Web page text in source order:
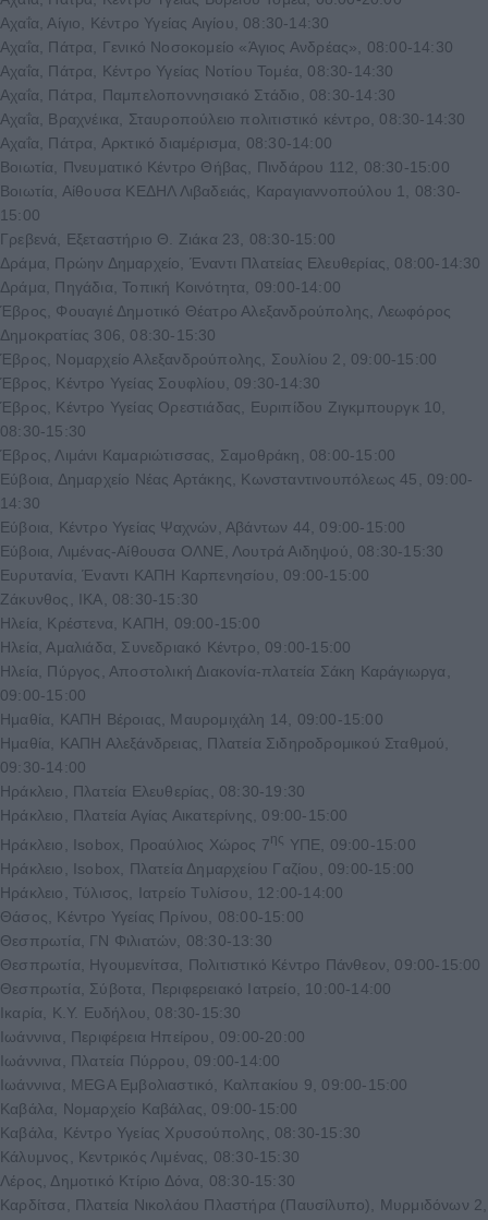
Αχαΐα, Αίγιο, Κέντρο Υγείας Αιγίου, 08:30-14:30
Αχαΐα, Πάτρα, Γενικό Νοσοκομείο «Άγιος Ανδρέας», 08:00-14:30
Αχαΐα, Πάτρα, Κέντρο Υγείας Νοτίου Τομέα, 08:30-14:30
Αχαΐα, Πάτρα, Παμπελοποννησιακό Στάδιο, 08:30-14:30
Αχαΐα, Βραχνέικα, Σταυροπούλειο πολιτιστικό κέντρο, 08:30-14:30
Αχαΐα, Πάτρα, Αρκτικό διαμέρισμα, 08:30-14:00
Βοιωτία, Πνευματικό Κέντρο Θήβας, Πινδάρου 112, 08:30-15:00
Βοιωτία, Αίθουσα ΚΕΔΗΛ Λιβαδειάς, Καραγιαννοπούλου 1, 08:30-
15:00
Γρεβενά, Εξεταστήριο Θ. Ζιάκα 23, 08:30-15:00
Δράμα, Πρώην Δημαρχείο, Έναντι Πλατείας Ελευθερίας, 08:00-14:30
Δράμα, Πηγάδια, Τοπική Κοινότητα, 09:00-14:00
Έβρος, Φουαγιέ Δημοτικό Θέατρο Αλεξανδρούπολης, Λεωφόρος
Δημοκρατίας 306, 08:30-15:30
Έβρος, Νομαρχείο Αλεξανδρούπολης, Σουλίου 2, 09:00-15:00
Έβρος, Κέντρο Υγείας Σουφλίου, 09:30-14:30
Έβρος, Κέντρο Υγείας Ορεστιάδας, Ευριπίδου Ζιγκμπουργκ 10,
08:30-15:30
Έβρος, Λιμάνι Καμαριώτισσας, Σαμοθράκη, 08:00-15:00
Εύβοια, Δημαρχείο Νέας Αρτάκης, Κωνσταντινουπόλεως 45, 09:00-
14:30
Εύβοια, Κέντρο Υγείας Ψαχνών, Αβάντων 44, 09:00-15:00
Εύβοια, Λιμένας-Αίθουσα ΟΛΝΕ, Λουτρά Αιδηψού, 08:30-15:30
Ευρυτανία, Έναντι ΚΑΠΗ Καρπενησίου, 09:00-15:00
Ζάκυνθος, ΙΚΑ, 08:30-15:30
Ηλεία, Κρέστενα, ΚΑΠΗ, 09:00-15:00
Ηλεία, Αμαλιάδα, Συνεδριακό Κέντρο, 09:00-15:00
Ηλεία, Πύργος, Αποστολική Διακονία-πλατεία Σάκη Καράγιωργα,
09:00-15:00
Ημαθία, ΚΑΠΗ Βέροιας, Μαυρομιχάλη 14, 09:00-15:00
Ημαθία, ΚΑΠΗ Αλεξάνδρειας, Πλατεία Σιδηροδρομικού Σταθμού,
09:30-14:00
Ηράκλειο, Πλατεία Ελευθερίας, 08:30-19:30
Ηράκλειο, Πλατεία Αγίας Αικατερίνης, 09:00-15:00
Ηράκλειο, Isobox, Προαύλιος Χώρος 7ης ΥΠΕ, 09:00-15:00
Ηράκλειο, Isobox, Πλατεία Δημαρχείου Γαζίου, 09:00-15:00
Ηράκλειο, Τύλισος, Ιατρείο Τυλίσου, 12:00-14:00
Θάσος, Κέντρο Υγείας Πρίνου, 08:00-15:00
Θεσπρωτία, ΓΝ Φιλιατών, 08:30-13:30
Θεσπρωτία, Ηγουμενίτσα, Πολιτιστικό Κέντρο Πάνθεον, 09:00-15:00
Θεσπρωτία, Σύβοτα, Περιφερειακό Ιατρείο, 10:00-14:00
Ικαρία, Κ.Υ. Ευδήλου, 08:30-15:30
Ιωάννινα, Περιφέρεια Ηπείρου, 09:00-20:00
Ιωάννινα, Πλατεία Πύρρου, 09:00-14:00
Ιωάννινα, MEGA Εμβολιαστικό, Καλπακίου 9, 09:00-15:00
Καβάλα, Νομαρχείο Καβάλας, 09:00-15:00
Καβάλα, Κέντρο Υγείας Χρυσούπολης, 08:30-15:30
Κάλυμνος, Κεντρικός Λιμένας, 08:30-15:30
Λέρος, Δημοτικό Κτίριο Δόνα, 08:30-15:30
Καρδίτσα, Πλατεία Νικολάου Πλαστήρα (Παυσίλυπο), Μυρμιδόνων 2,